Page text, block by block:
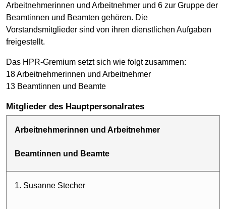
Arbeitnehmerinnen und Arbeitnehmer und 6 zur Gruppe der
Beamtinnen und Beamten gehören. Die
Vorstandsmitglieder sind von ihren dienstlichen Aufgaben
freigestellt.
Das HPR-Gremium setzt sich wie folgt zusammen:
18 Arbeitnehmerinnen und Arbeitnehmer
13 Beamtinnen und Beamte
Mitglieder des Hauptpersonalrates
Arbeitnehmerinnen und Arbeitnehmer
Beamtinnen und Beamte
1. Susanne Stecher